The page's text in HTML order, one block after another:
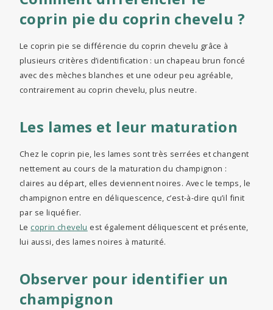
coprin pie du coprin chevelu ?
Le coprin pie se différencie du coprin chevelu grâce à
plusieurs critères d’identification : un chapeau brun foncé
avec des mèches blanches et une odeur peu agréable,
contrairement au coprin chevelu, plus neutre.
Les lames et leur maturation
Chez le coprin pie, les lames sont très serrées et changent
nettement au cours de la maturation du champignon :
claires au départ, elles deviennent noires. Avec le temps, le
champignon entre en déliquescence, c’est-à-dire qu’il finit
par se liquéfier.
Le coprin chevelu est également déliquescent et présente,
lui aussi, des lames noires à maturité.
Observer pour identifier un
champignon